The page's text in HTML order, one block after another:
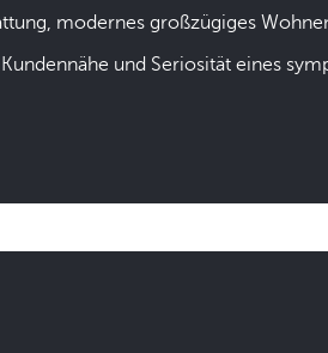
modernes großzügiges
und Seriosität eines